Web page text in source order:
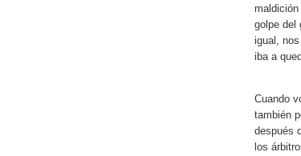
maldición
golpe del
igual,
iba a
Cuando
también
después
los